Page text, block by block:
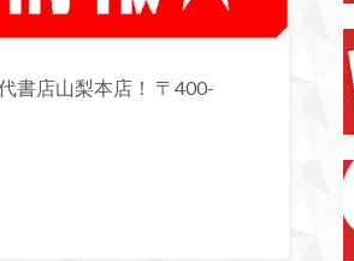
書店山梨本店！ 〒400-